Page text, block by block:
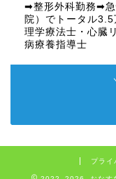
➡整形外科勤務➡急
院）でトータル
理学療法士・心臓
病療養指導士
プライ